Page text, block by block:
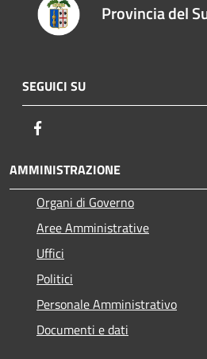
Provincia del
SEGUICI SU
AMMINISTRAZIONE
Organi di Governo
Aree Amministrative
Uffici
Politici
Personale Amministrativo
Documenti e dati